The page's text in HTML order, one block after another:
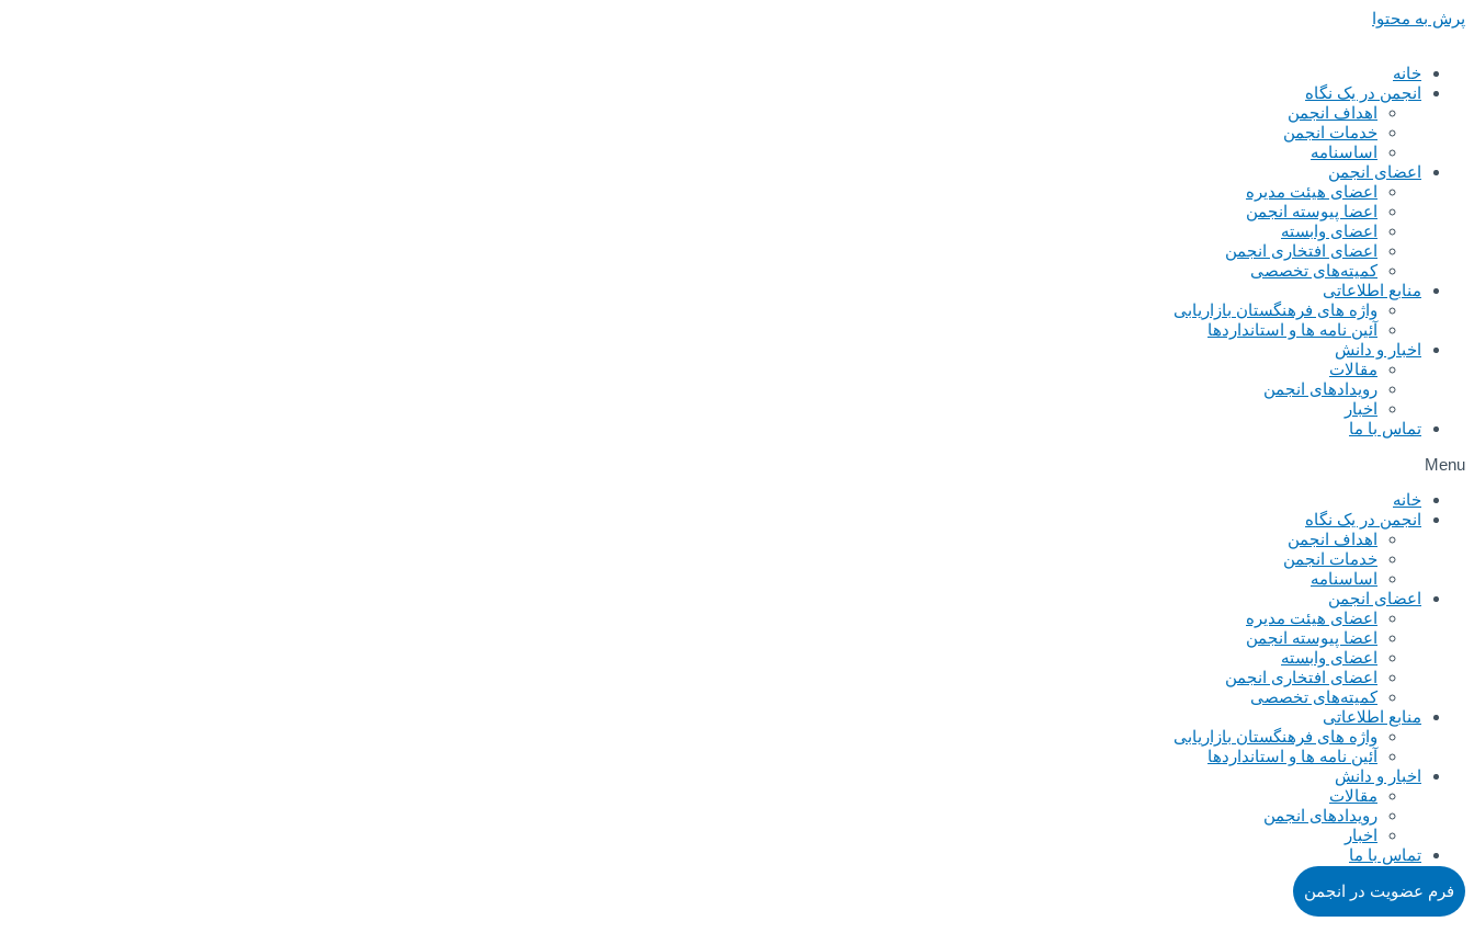
پرش به محتوا
خانه
انجمن در یک نگاه
اهداف انجمن
خدمات انجمن
اساسنامه
اعضای انجمن
اعضای هیئت مدیره
اعضا پیوسته انجمن
اعضای وابسته
اعضای افتخاری انجمن
کمیته‌های تخصصی
منابع اطلاعاتی
واژه های فرهنگستان بازاریابی
آئین نامه ها و استانداردها
اخبار و دانش
مقالات
رویدادهای انجمن
اخبار
تماس با ما
Menu
خانه
انجمن در یک نگاه
اهداف انجمن
خدمات انجمن
اساسنامه
اعضای انجمن
اعضای هیئت مدیره
اعضا پیوسته انجمن
اعضای وابسته
اعضای افتخاری انجمن
کمیته‌های تخصصی
منابع اطلاعاتی
واژه های فرهنگستان بازاریابی
آئین نامه ها و استانداردها
اخبار و دانش
مقالات
رویدادهای انجمن
اخبار
تماس با ما
فرم عضویت در انجمن